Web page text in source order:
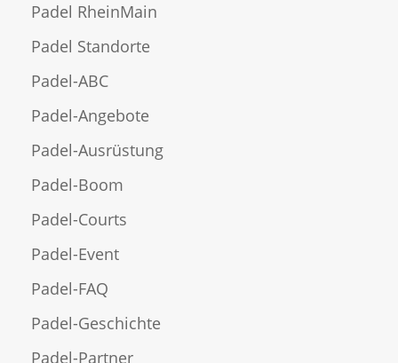
Padel RheinMain
Padel Standorte
Padel-ABC
Padel-Angebote
Padel-Ausrüstung
Padel-Boom
Padel-Courts
Padel-Event
Padel-FAQ
Padel-Geschichte
Padel-Partner